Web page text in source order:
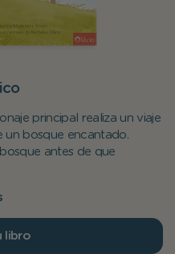
principal realiza un viaje
un bosque encantado.
antes de que
libro